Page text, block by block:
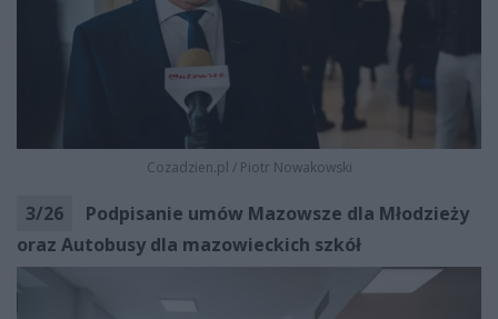
Cozadzien.pl / Piotr Nowakowski
3/26
Podpisanie umów Mazowsze dla Młodzieży
oraz Autobusy dla mazowieckich szkół